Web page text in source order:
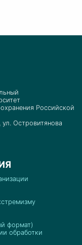
Российской
Островитянова
формат)
обработки